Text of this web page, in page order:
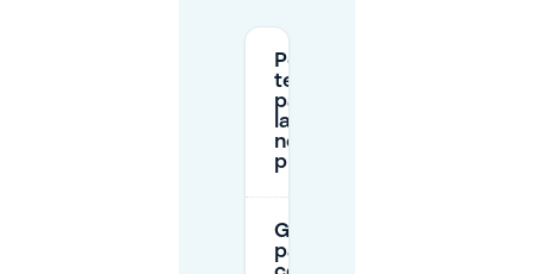
Per quanto
tempo posso
parcheggiare
la mia auto
negli spazi
pubblici?
Gli spazi di
parcheggio